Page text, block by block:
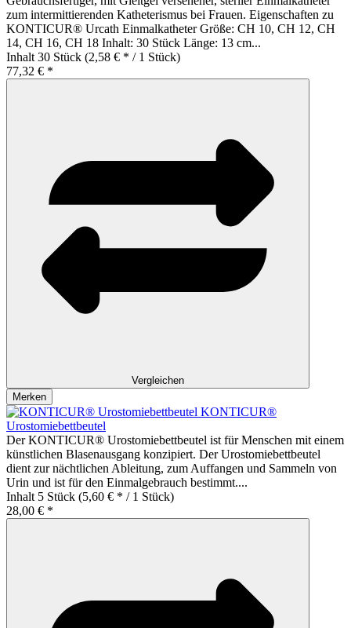
zum intermittierenden Katheterismus bei Frauen. Eigenschaften zu
KONTICUR® Urcath Einmalkatheter Größe: CH 10, CH 12, CH
14, CH 16, CH 18 Inhalt: 30 Stück Länge: 13 cm...
Inhalt 30 Stück (2,58 € * / 1 Stück)
77,32 € *
Vergleichen
Merken
KONTICUR®
Urostomiebettbeutel
Der KONTICUR® Urostomiebettbeutel ist für Menschen mit einem
künstlichen Blasenausgang konzipiert. Der Urostomiebettbeutel
dient zur nächtlichen Ableitung, zum Auffangen und Sammeln von
Urin und ist für den Einmalgebrauch bestimmt....
Inhalt 5 Stück (5,60 € * / 1 Stück)
28,00 € *